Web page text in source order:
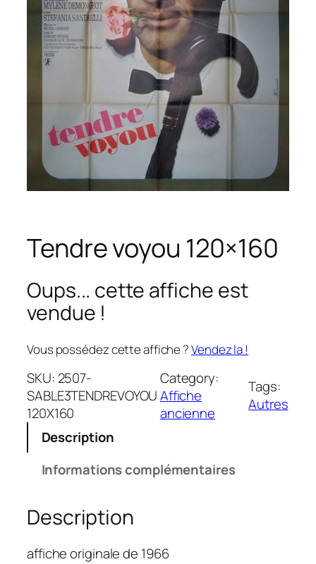
Tendre voyou 120×160
Oups... cette affiche est
vendue !
Vous possédez cette affiche ?Vendez la !
SKU: 2507-
SABLE3TENDREVOYOU
120X160
Category:
Affiche
ancienne
Tags:
Autres
Description
Informations complémentaires
Description
affiche originale de 1966